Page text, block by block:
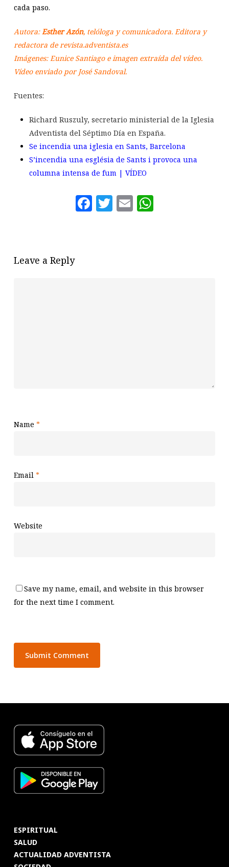
cada paso.
Autora:Esther Azón, telóloga y comunicadora. Editora y
redactora de revista.adventista.es
Imágenes: Eunice Santiago e imagen extraída del vídeo.
Vídeo enviado por José Sandoval.
Fuentes:
Richard Ruszuly, secretario ministerial de la Iglesia
Adventista del Séptimo Día en España.
Se incendia una iglesia en Sants, Barcelona
S’incendia una església de Sants i provoca una
columna intensa de fum | VÍDEO
Facebook
Twitter
Email
Leave a Reply
Name *
Email *
Website
Save my name, email, and website in this browser
for the next time I comment.
ESPIRITUAL
SALUD
ACTUALIDAD ADVENTISTA